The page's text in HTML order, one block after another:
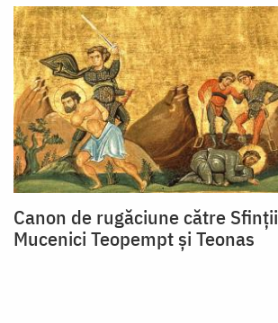
Canon de rugăciune către Sfinţii
Mucenici Teopempt şi Teonas